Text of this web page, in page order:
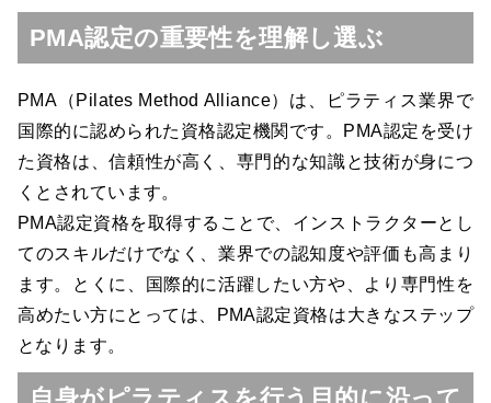
PMA認定の重要性を理解し選ぶ
PMA（Pilates Method Alliance）は、ピラティス業界で
国際的に認められた資格認定機関です。PMA認定を受け
た資格は、信頼性が高く、専門的な知識と技術が身につ
くとされています。
PMA認定資格を取得することで、インストラクターとし
てのスキルだけでなく、業界での認知度や評価も高まり
ます。とくに、国際的に活躍したい方や、より専門性を
高めたい方にとっては、PMA認定資格は大きなステップ
となります。